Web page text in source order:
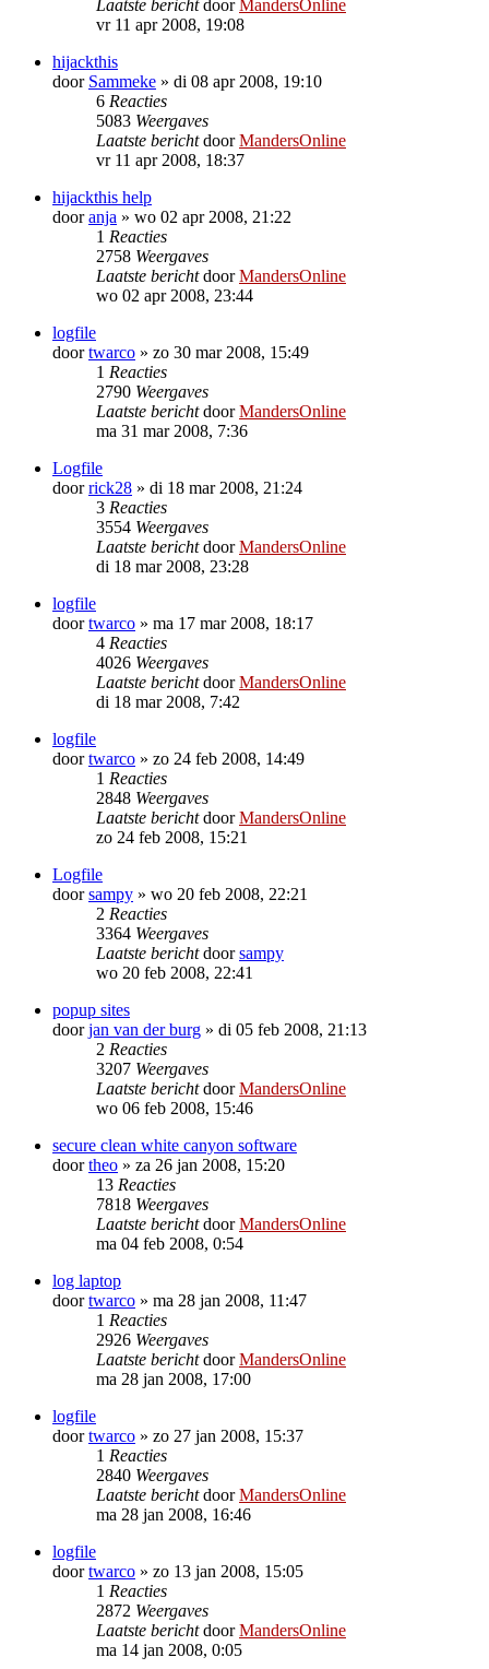
Laatste berichtdoor MandersOnline
vr 11 apr 2008, 19:08
hijackthis
door Sammeke » di 08 apr 2008, 19:10
6 Reacties
5083 Weergaves
Laatste berichtdoorMandersOnline
vr 11 apr 2008, 18:37
hijackthis help
dooranja » wo 02 apr 2008, 21:22
1 Reacties
2758 Weergaves
Laatste berichtdoorMandersOnline
wo 02 apr 2008, 23:44
logfile
doortwarco » zo 30 mar 2008, 15:49
1 Reacties
2790 Weergaves
Laatste berichtdoorMandersOnline
ma 31 mar 2008, 7:36
Logfile
doorrick28 » di 18 mar 2008, 21:24
3 Reacties
3554 Weergaves
Laatste berichtdoorMandersOnline
di 18 mar 2008, 23:28
logfile
doortwarco » ma 17 mar 2008, 18:17
4 Reacties
4026 Weergaves
Laatste berichtdoorMandersOnline
di 18 mar 2008, 7:42
logfile
doortwarco » zo 24 feb 2008, 14:49
1 Reacties
2848 Weergaves
Laatste berichtdoorMandersOnline
zo 24 feb 2008, 15:21
Logfile
doorsampy » wo 20 feb 2008, 22:21
2 Reacties
3364 Weergaves
Laatste berichtdoorsampy
wo 20 feb 2008, 22:41
popup sites
doorjan van der burg » di 05 feb 2008, 21:13
2 Reacties
3207 Weergaves
Laatste berichtdoorMandersOnline
wo 06 feb 2008, 15:46
secure clean white canyon software
doortheo » za 26 jan 2008, 15:20
13 Reacties
7818 Weergaves
Laatste berichtdoorMandersOnline
ma 04 feb 2008, 0:54
log laptop
doortwarco » ma 28 jan 2008, 11:47
1 Reacties
2926 Weergaves
Laatste berichtdoorMandersOnline
ma 28 jan 2008, 17:00
logfile
doortwarco » zo 27 jan 2008, 15:37
1 Reacties
2840 Weergaves
Laatste berichtdoorMandersOnline
ma 28 jan 2008, 16:46
logfile
doortwarco » zo 13 jan 2008, 15:05
1 Reacties
2872 Weergaves
Laatste berichtdoorMandersOnline
ma 14 jan 2008, 0:05